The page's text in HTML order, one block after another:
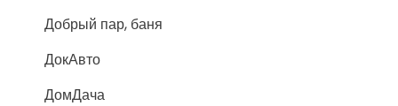
Добрый пар, баня
ДокАвто
ДомДача